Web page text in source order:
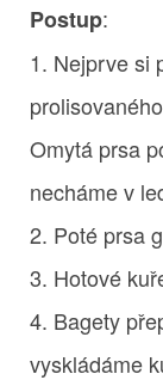
Postup:
1. Nejprve si
Omytá prsa
necháme v
2. Poté prsa
3. Hotové
4. Bagety
vyskládáme